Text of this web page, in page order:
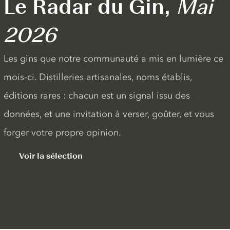
Le Radar du Gin, Mai
2026
Les gins que notre communauté a mis en lumière ce
mois-ci. Distilleries artisanales, noms établis,
éditions rares : chacun est un signal issu des
données, et une invitation à verser, goûter, et vous
forger votre propre opinion.
Voir la sélection